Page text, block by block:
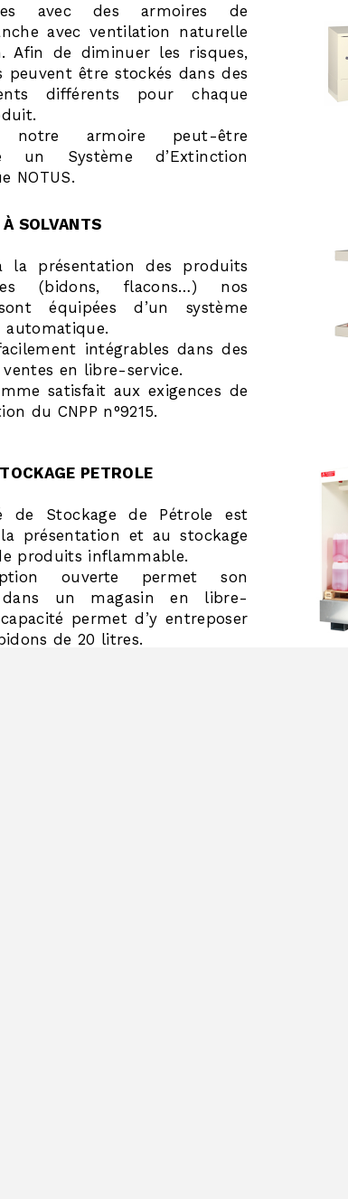
avec des armoires de
avec ventilation naturelle
Afin de diminuer les risques,
peuvent être stockés dans des
différents pour chaque
armoire peut-être
un Système d’Extinction
NOTUS.
SOLVANTS
la présentation des produits
(bidons, flacons…) nos
équipées d’un système
automatique.
intégrables dans des
en libre-service.
satisfait aux exigences de
du CNPP n°9215.
PETROLE
de Stockage de Pétrole est
présentation et au stockage
produits inflammable.
ouverte permet son
dans un magasin en libre-
permet d’y entreposer
de 20 litres.